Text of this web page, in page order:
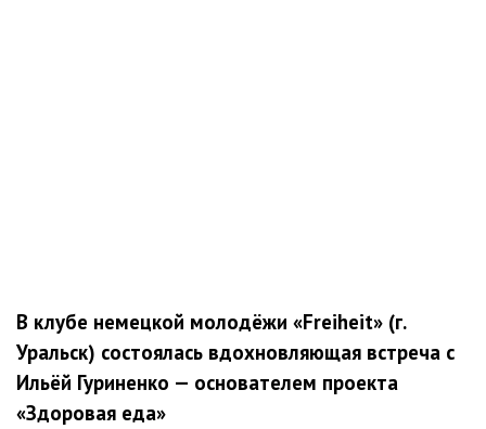
В клубе немецкой молодёжи «Freiheit» (г.
Уральск) состоялась вдохновляющая встреча с
Ильёй Гуриненко — основателем проекта
«Здоровая еда»